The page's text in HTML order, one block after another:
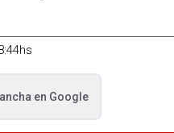
en Google